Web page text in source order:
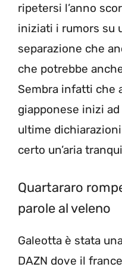
ripetersi l’anno
iniziati i rumors su
separazione che
che potrebbe
Sembra infatti che
giapponese inizi
ultime
certo un’aria
Quartararo
parole al veleno
Galeotta è stata
DAZN dove il